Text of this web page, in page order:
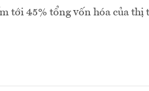
tới 45% tổng vốn hóa của